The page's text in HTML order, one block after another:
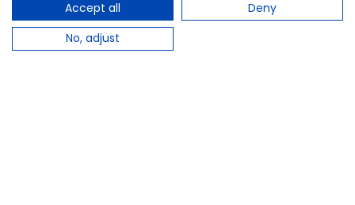
Accept all
Deny
No, adjust